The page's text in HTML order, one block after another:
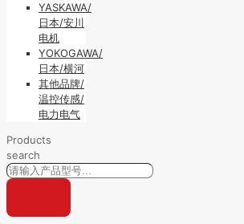
YASKAWA/
日本/安川
电机
YOKOGAWA/
日本/横河
其他品牌/
温控传感/
电力电气
Products
search